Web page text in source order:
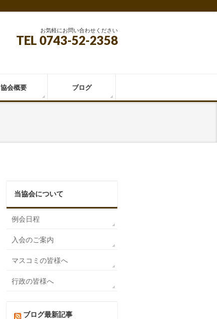
お気軽にお問い合わせください
TEL 0743-52-2358
協会概要 ブログ
当協会について
例会日程
入会のご案内
マスコミの皆様へ
行政の皆様へ
ブログ最新記事